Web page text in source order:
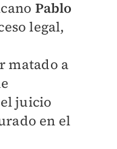
Pablo
legal,
matado a
juicio
en el